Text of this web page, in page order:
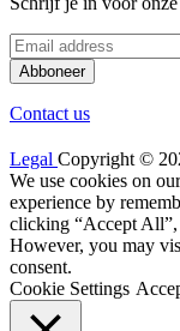
Contact us
Legal Copyright ©
We use cookies on
experience by
clicking “Accept All”,
However, you may
consent.
Cookie Settings